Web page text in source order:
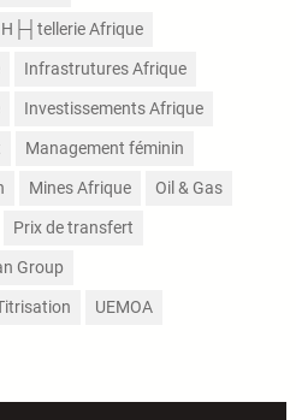
H├┤tellerie Afrique
Infrastrutures Afrique
Investissements Afrique
Management féminin
Mines Afrique Oil & Gas
Prix de transfert
Group
UEMOA